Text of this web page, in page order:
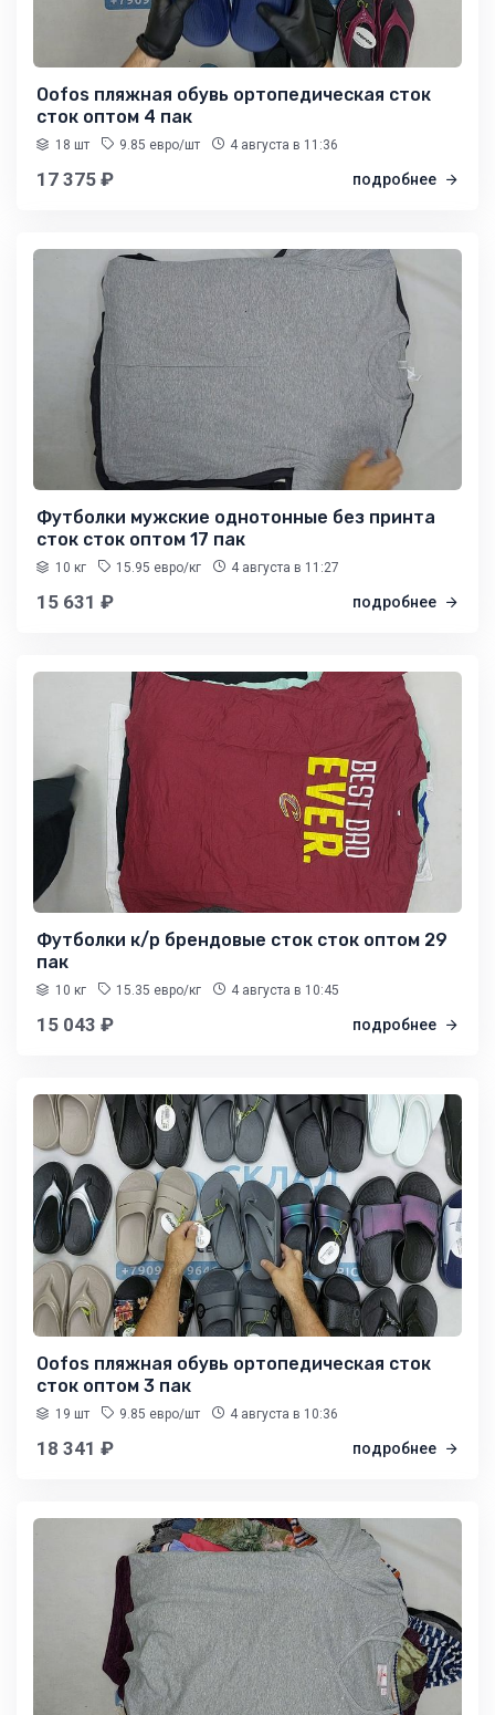
Oofos пляжная обувь ортопедическая сток
сток оптом 4 пак
18 шт 9.85 евро/шт 4 августа в 11:36
17 375 ₽ подробнее
Футболки мужские однотонные без принта
сток сток оптом 17 пак
10 кг 15.95 евро/кг 4 августа в 11:27
15 631 ₽ подробнее
Футболки к/р брендовые сток сток оптом 29
пак
10 кг 15.35 евро/кг 4 августа в 10:45
15 043 ₽ подробнее
Oofos пляжная обувь ортопедическая сток
сток оптом 3 пак
19 шт 9.85 евро/шт 4 августа в 10:36
18 341 ₽ подробнее